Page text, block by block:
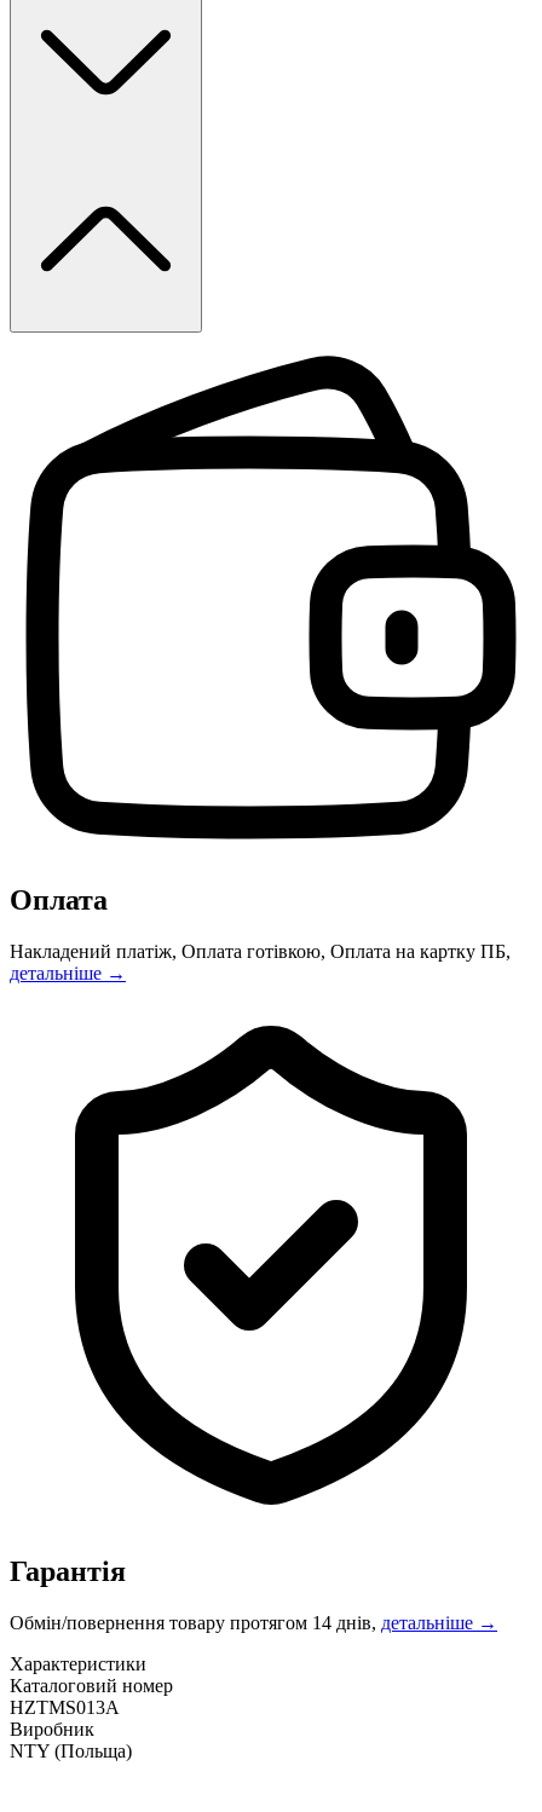
Оплата
Накладений платіж, Оплата готівкою, Оплата на картку ПБ,
детальніше →
Гарантія
Обмін/повернення товару протягом 14 днів, детальніше →
Характеристики
Каталоговий номер
HZTMS013A
Виробник
NTY (Польща)